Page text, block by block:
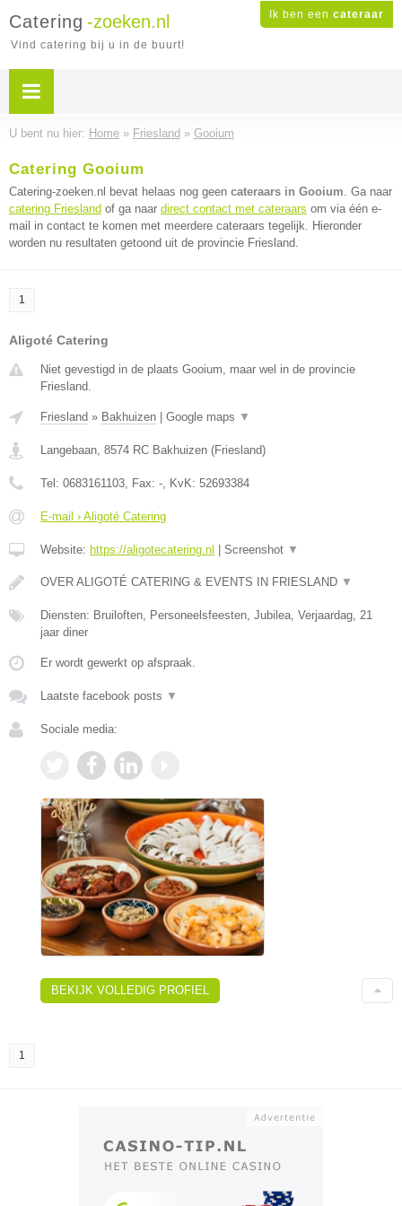
Ik ben een cateraar
Catering -zoeken.nl
Vind catering bij u in de buurt!
U bent nu hier: Home » Friesland » Gooium
Catering Gooium
Catering-zoeken.nl bevat helaas nog geen cateraars in Gooium. Ga naar
catering Friesland of ga naar direct contact met cateraars om via één e-
mail in contact te komen met meerdere cateraars tegelijk. Hieronder
worden nu resultaten getoond uit de provincie Friesland.
1
Aligoté Catering
Niet gevestigd in de plaats Gooium, maar wel in de provincie
Friesland.
Friesland » Bakhuizen Google maps ▼
Langebaan, 8574 RC Bakhuizen (Friesland)
Tel: 0683161103, Fax: -, KvK: 52693384
E-mail › Aligoté Catering
Website: https://aligotecatering.nl Screenshot ▼
OVER ALIGOTÉ CATERING & EVENTS IN FRIESLAND ▼
Diensten: Bruiloften, Personeelsfeesten, Jubilea, Verjaardag, 21
jaar diner
Er wordt gewerkt op afspraak.
Laatste facebook posts ▼
Sociale media:
BEKIJK VOLLEDIG PROFIEL
1